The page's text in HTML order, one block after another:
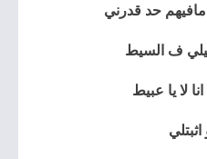
حد قدرني
ف السيط
لا يا عبيط
اثبتلي